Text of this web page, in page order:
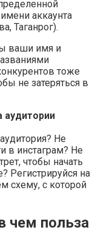
аккаунта
Таганрог).
ваши имя и
тоже
не затеряться в
аудитории
Не
в инстаграм? Не
чтобы начать
Регистрируйся на
схему, с которой
чем польза